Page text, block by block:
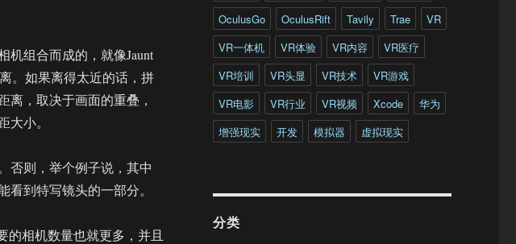
机组合而成的，就像Jaunt
。如果离得太近的话，拼
离，取决于画面的重叠，
小。
否则，举个例子说，其中
到特写镜头的一部分。
的相机数量也就更多，并且
OculusGo
OculusRift Tavily Trae
VR
VR一体机
VR体验 VR内容
VR医疗
VR培训
VR头显 VR技术
VR游戏
VR电影
VR行业 VR视频 Xcode
华为
增强现实
开发 模拟器 虚拟现实
分类